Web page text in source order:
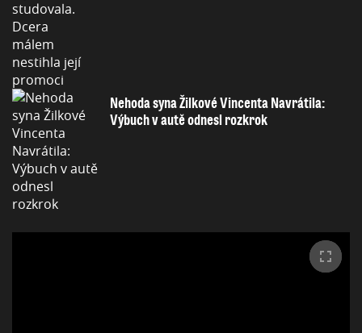
Nehoda syna Žilkové Vincenta Navrátila:
Výbuch v autě odnesl rozkrok